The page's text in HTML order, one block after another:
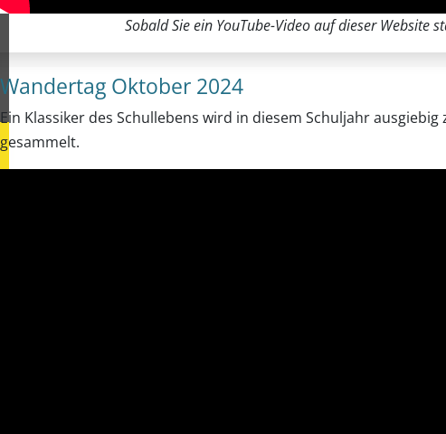
Sobald Sie ein YouTube-Video auf dieser Website
Wandertag Oktober 2024
Ein Klassiker des Schullebens wird in diesem Schuljahr
gesammelt.